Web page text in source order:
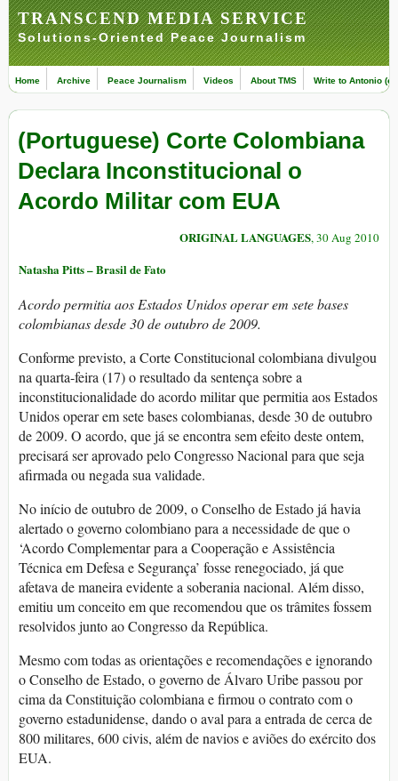
TRANSCEND MEDIA SERVICE
Solutions-Oriented Peace Journalism
Home Archive Peace Journalism Videos About TMS Write to Antonio
(Portuguese) Corte Colombiana
Declara Inconstitucional o
Acordo Militar com EUA
ORIGINAL LANGUAGES, 30 Aug 2010
Natasha Pitts – Brasil de Fato
Acordo permitia aos Estados Unidos operar em sete bases
colombianas desde 30 de outubro de 2009.
Conforme previsto, a Corte Constitucional colombiana divulgou
na quarta-feira (17) o resultado da sentença sobre a
inconstitucionalidade do acordo militar que permitia aos Estados
Unidos operar em sete bases colombianas, desde 30 de outubro
de 2009. O acordo, que já se encontra sem efeito deste ontem,
precisará ser aprovado pelo Congresso Nacional para que seja
afirmada ou negada sua validade.
No início de outubro de 2009, o Conselho de Estado já havia
alertado o governo colombiano para a necessidade de que o
‘Acordo Complementar para a Cooperação e Assistência
Técnica em Defesa e Segurança’ fosse renegociado, já que
afetava de maneira evidente a soberania nacional. Além disso,
emitiu um conceito em que recomendou que os trâmites fossem
resolvidos junto ao Congresso da República.
Mesmo com todas as orientações e recomendações e ignorando
o Conselho de Estado, o governo de Álvaro Uribe passou por
cima da Constituição colombiana e firmou o contrato com o
governo estadunidense, dando o aval para a entrada de cerca de
800 militares, 600 civis, além de navios e aviões do exército dos
EUA.